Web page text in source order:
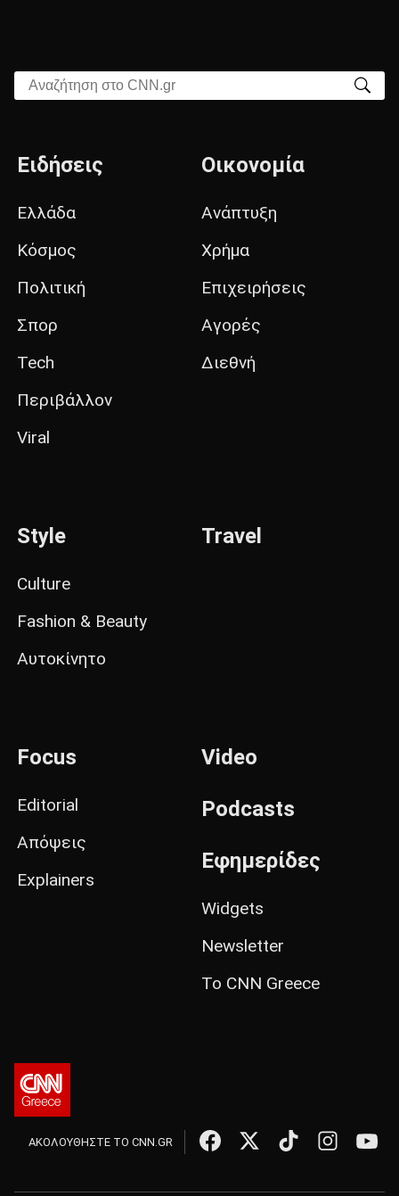
Αναζήτηση στο CNN.gr
Ειδήσεις
Ελλάδα
Κόσμος
Πολιτική
Σπορ
Tech
Περιβάλλον
Viral
Οικονομία
Ανάπτυξη
Χρήμα
Επιχειρήσεις
Αγορές
Διεθνή
Style
Culture
Fashion & Beauty
Αυτοκίνητο
Travel
Focus
Editorial
Απόψεις
Explainers
Video
Podcasts
Εφημερίδες
Widgets
Newsletter
Το CNN Greece
ΑΚΟΛΟΥΘΗΣΤΕ ΤΟ CNN.GR